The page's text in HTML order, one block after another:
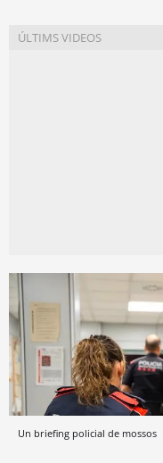
Un briefing policial de mossos